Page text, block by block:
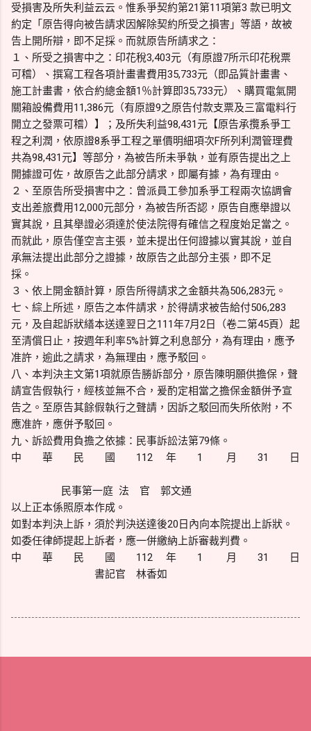
受損害及所失利益云云。惟系爭契約第21第11項第3 款已明文
約定「原告得向被告請求因解除契約所受之損害」等語，故被
告上開所辯，即不足採。而就原告所請求之：
１、所受之損害中之：印花稅3,403元（有原證7所示印花稅票
可稽）、撰寫工程各項計畫書費用35,733元（即品質計畫書、
施工計畫書，依合約總金額1％計算即35,733元）、購買電氣開
關箱設備費用11,386元（有原證9之原告付款支票及三富電料行
開立之發票可稽）】；及所失利益98,431元【原告承攬系爭工
程之利潤，依原證8系爭工程之單價明細項次F所列利潤管理費
共為98,431元】等部分，為被告所未爭執，並有原告提出之上
開據證可佐，故原告之此部分請求，即屬有據，為有理由。
２、至原告所受損害中之：曾派員工參加系爭工程兩次協調會
支出差旅費用12,000元部分，為被告所否認，原告自應舉證以
實其說，且其舉證必須達於使法院得有確信之程度始足當之。
而就此，原告僅空言主張，並未提出任何證據以實其說，並自
承無法提出此部分之證據，故原告之此部分主張，即不足
採。
３、依上開金額計算，原告所得請求之金額共為506,283元。
七、綜上所述，原告之本件請求，於得請求被告給付506,283
元，及自起訴狀繕本送達翌日之111年7月2日（卷二第45頁）起
至清償日止，按週年利率5%計算之利息部分，為有理由，應予
准許，逾此之請求，為無理由，應予駁回。
八、本判決主文第1項就原告勝訴部分，原告陳明願供擔保，聲
請宣告假執行，經核並無不合，爰酌定相當之擔保金額併予宣
告之。至原告其餘假執行之聲請，因訴之駁回而失所依附，不
應准許，應併予駁回。
九、訴訟費用負擔之依據：民事訴訟法第79條。
中 華 民 國 112 年 1 月 31 日
民事第一庭 法 官 郭文通
以上正本係照原本作成。
如對本判決上訴，須於判決送達後20日內向本院提出上訴狀。
如委任律師提起上訴者，應一併繳納上訴審裁判費。
中 華 民 國 112 年 1 月 31 日
書記官 林香如